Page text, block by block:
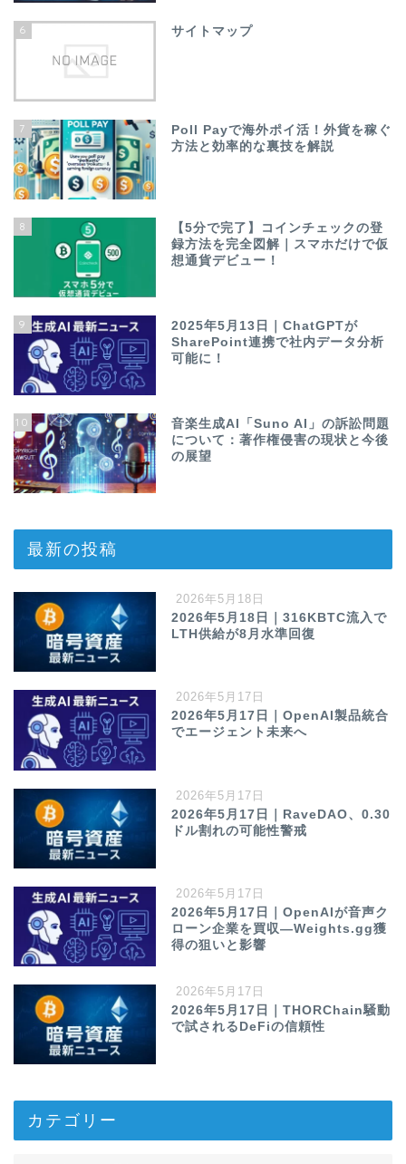
6 サイトマップ
7
Poll Payで海外ポイ活！外貨を稼ぐ
方法と効率的な裏技を解説
8
【5分で完了】コインチェックの登
録方法を完全図解｜スマホだけで仮
想通貨デビュー！
9
2025年5月13日｜ChatGPTが
SharePoint連携で社内データ分析
可能に！
10
音楽生成AI「Suno AI」の訴訟問題
について：著作権侵害の現状と今後
の展望
最新の投稿
2026年5月18日
2026年5月18日｜316KBTC流入で
LTH供給が8月水準回復
2026年5月17日
2026年5月17日｜OpenAI製品統合
でエージェント未来へ
2026年5月17日
2026年5月17日｜RaveDAO、0.30
ドル割れの可能性警戒
2026年5月17日
2026年5月17日｜OpenAIが音声ク
ローン企業を買収—Weights.gg獲
得の狙いと影響
2026年5月17日
2026年5月17日｜THORChain騒動
で試されるDeFiの信頼性
カテゴリー